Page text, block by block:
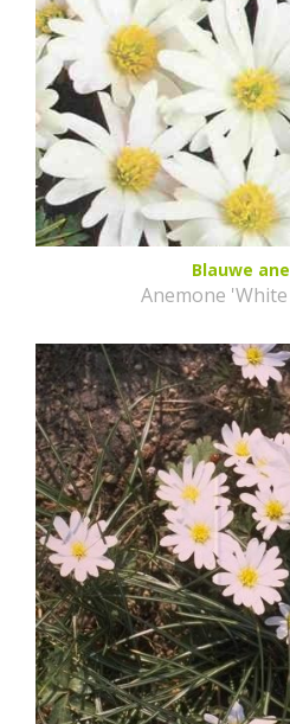
Blauwe
Anemone